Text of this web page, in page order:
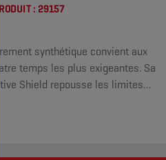
: 29157
synthétique convient aux
temps les plus exigeantes. Sa
Shield repousse les limites